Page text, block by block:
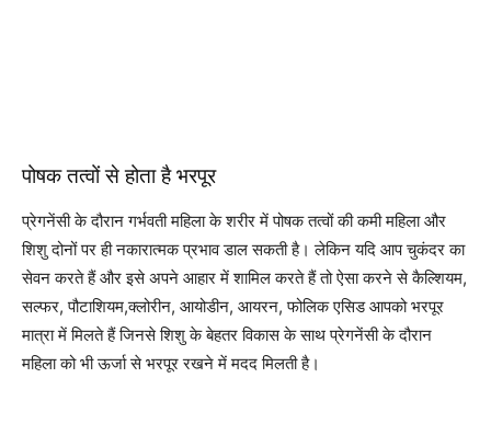
पोषक तत्वों से होता है भरपूर
प्रेगनेंसी के दौरान गर्भवती महिला के शरीर में पोषक तत्वों की कमी महिला और
शिशु दोनों पर ही नकारात्मक प्रभाव डाल सकती है। लेकिन यदि आप चुकंदर का
सेवन करते हैं और इसे अपने आहार में शामिल करते हैं तो ऐसा करने से कैल्शियम,
सल्फर, पौटाशियम,क्लोरीन, आयोडीन, आयरन, फोलिक एसिड आपको भरपूर
मात्रा में मिलते हैं जिनसे शिशु के बेहतर विकास के साथ प्रेगनेंसी के दौरान
महिला को भी ऊर्जा से भरपूर रखने में मदद मिलती है।